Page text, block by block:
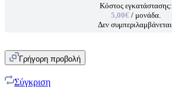
Κόστος εγκατάστασης:
5,00€ / μονάδα.
Δεν συμπεριλαμβάνεται.
Γρήγορη προβολή
Σύγκριση